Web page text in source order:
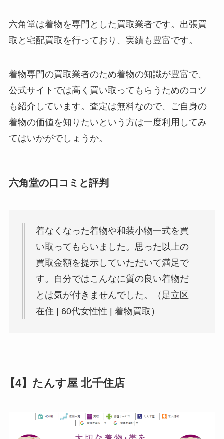
六角堂は着物を専門とした買取業者です。出張買
取と宅配買取を行っており、実績も豊富です。
着物専門の買取業者のため着物の知識が豊富で、
公式サイトでは高く買い取ってもらうためのコツ
も紹介しています。査定は無料なので、ご自身の
着物の価値を知りたいという方は一度利用してみ
てはいかがでしょうか。
六角堂の口コミと評判
着なくなった着物や和装小物一式を買
い取ってもらいました。思った以上の
買取金額を提示していただいて満足で
す。自分ではこんなに質の良い着物だ
とは気が付きませんでした。（足立区
在住 | 60代女性性 | 着物買取）
【4】たんす屋 北千住店